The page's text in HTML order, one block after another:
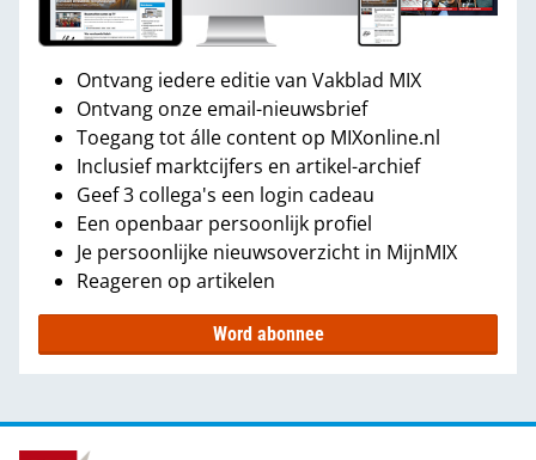
Ontvang iedere editie van Vakblad MIX
Ontvang onze email-nieuwsbrief
Toegang tot álle content op MIXonline.nl
Inclusief marktcijfers en artikel-archief
Geef 3 collega's een login cadeau
Een openbaar persoonlijk profiel
Je persoonlijke nieuwsoverzicht in MijnMIX
Reageren op artikelen
Word abonnee